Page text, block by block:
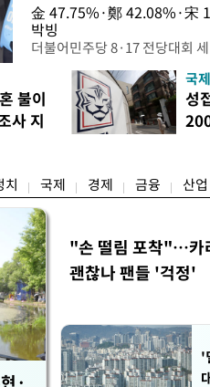
金 47.75%·鄭 42.08%·宋
박빙
더불어민주당 8·17 전당대회
인천 권리당원 투표에서 김민
난주 첫 주말 순회경선에서 충
경남에서는 정청래 후보가 승
앙당 선관위원장은 8일 제주·
불이
사 지
국제
성
치 국제 경제 금융 산업
·
"손 떨림 포착"…카
괜찮나 팬들 '걱정'
'